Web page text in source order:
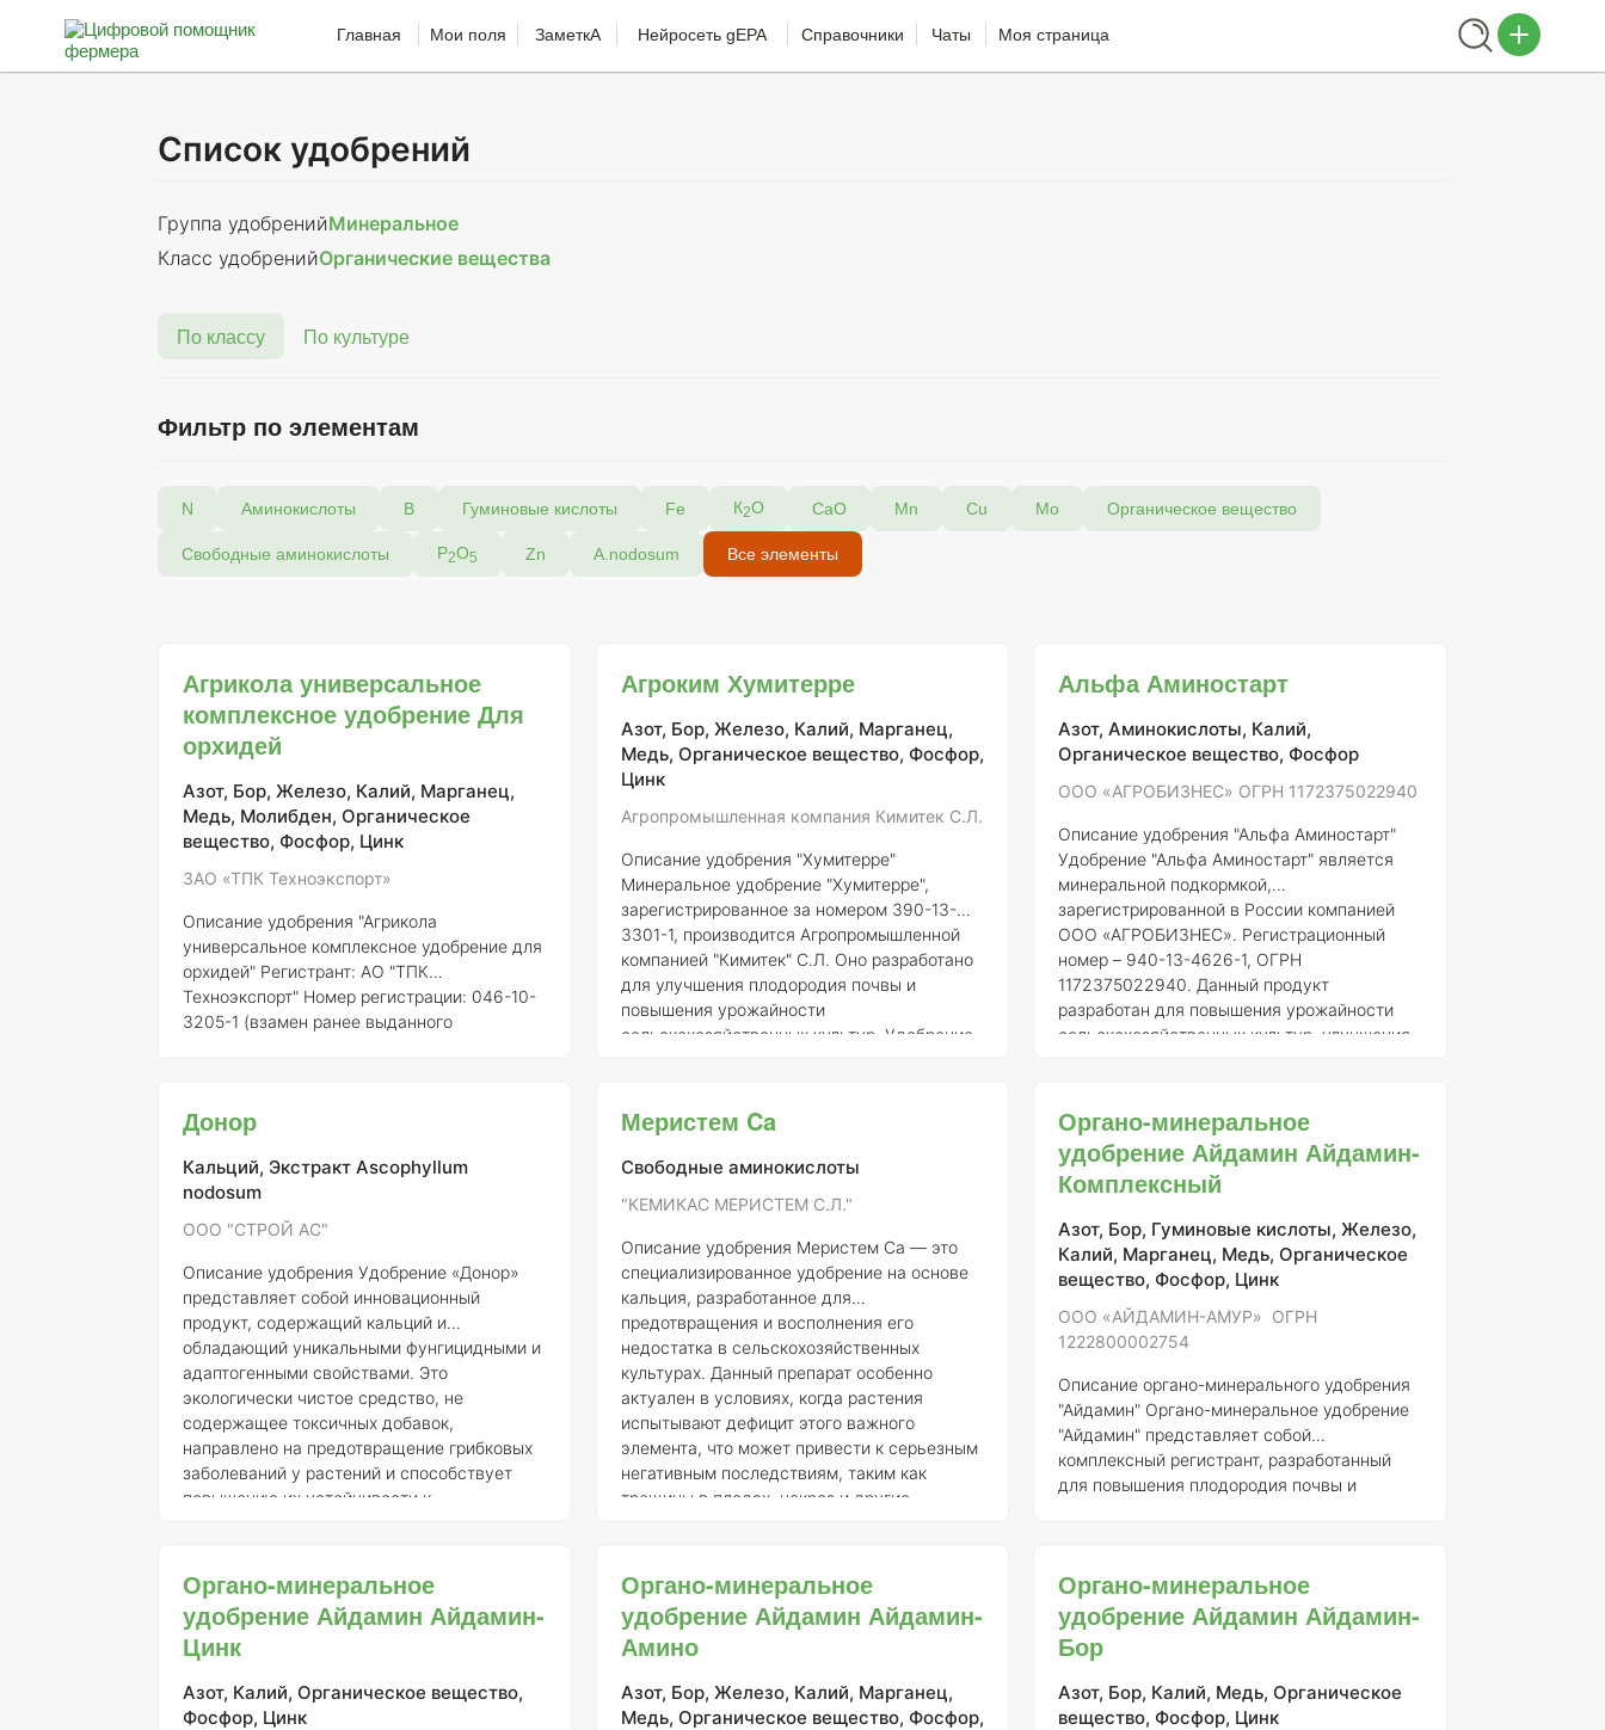
Главная Мои поля ЗаметкА Нейросеть gEPA Справочники Чаты Моя страница
Список удобрений
Группа удобренийМинеральное
Класс удобренийОрганические вещества
По классу По культуре
Фильтр по элементам
N Аминокислоты В Гуминовые кислоты Fe К2O CaO Mn Cu Мо Органическое вещество
Свободные аминокислоты Р2О5 Zn A.nodosum Все элементы
Агрикола универсальное
комплексное удобрение Для
орхидей
Азот, Бор, Железо, Калий, Марганец,
Медь, Молибден, Органическое
вещество, Фосфор, Цинк
ЗАО «ТПК Техноэкспорт»
Описание удобрения "Агрикола
универсальное комплексное удобрение для
орхидей" Регистрант: АО "ТПК
Техноэкспорт" Номер регистрации: 046-10-
3205-1 (взамен ранее выданного
комплексное удобрение для орхидей"
удобрение, специально разработанное для
удовлетворения потребностей орхидей в
питательных веществах. Удобрение
микро- и макроэлементов, необходимых для
ак
Агроким Хумитерре
Азот, Бор, Железо, Калий, Марганец,
Медь, Органическое вещество, Фосфор,
Цинк
Агропромышленная компания Кимитек С.Л.
Описание удобрения "Хумитерре"
Минеральное удобрение "Хумитерре",
зарегистрированное за номером 390-13-
3301-1, производится Агропромышленной
компанией "Кимитек" С.Л. Оно разработано
для улучшения плодородия почвы и
повышения урожайности
сельскохозяйственных культур. Удобрение
способствуют улучшению структуры почвы,
увеличению ее водоудерживающей
способности и повышению доступности
элементов и их концентрация
Альфа Аминостарт
Азот, Аминокислоты, Калий,
Органическое вещество, Фосфор
ООО «АГРОБИЗНЕС» ОГРН 1172375022940
Описание удобрения "Альфа Аминостарт"
Удобрение "Альфа Аминостарт" является
минеральной подкормкой,
зарегистрированной в России компанией
ООО «АГРОБИЗНЕС». Регистрационный
номер – 940-13-4626-1, ОГРН
1172375022940. Данный продукт
разработан для повышения урожайности
сельскохозяйственных культур, улучшения
элементов и концентрация
Аминостарт" имеет следующий состав: -
Азот (N) – 15% - Фосфор (P2O5) – 10% -
Калий (K2O) – 5% - Органические вещества
Донор
Кальций, Экстракт Ascophyllum
nodosum
ООО "СТРОЙ АС"
Описание удобрения
представляет собой инновационный
продукт, содержащий кальций и
обладающий уникальными фунгицидными и
адаптогенными свойствами. Это
экологически чистое средство, не
содержащее токсичных добавок,
направлено на предотвращение грибковых
заболеваний у растений и способствует
повышению их устойчивости к
ключевых особенностей «Донора» является
его способность значительно снизить
использование традиционных фунгицидов
— до 50%
Меристем Ca
Свободные аминокислоты
"КЕМИКАС МЕРИСТЕМ С.Л."
Описание удобрения Меристем Ca — это
специализированное удобрение на основе
кальция, разработанное для
предотвращения и восполнения его
недостатка в сельскохозяйственных
культурах. Данный препарат особенно
актуален в условиях, когда растения
испытывают дефицит этого важного
элемента, что может привести к серьезным
негативным последствиям, таким как
трещины в плодах, некроз и другие
производстве, так и в личных подсобных
хозяйствах, что позволяет обес
Органо-минеральное
удобрение Айдамин Айдамин-
Комплексный
Азот, Бор, Гуминовые кислоты, Железо,
Калий, Марганец, Медь, Органическое
вещество, Фосфор, Цинк
ООО «АЙДАМИН-АМУР» ОГРН
1222800002754
Описание органо-минерального удобрения
"Айдамин"
"Айдамин" представляет собой
комплексный регистрант, разработанный
для повышения плодородия почвы и
минеральные элементы, необходимые для
полноценного питания
сельскохозяйственных культур.
Состав и
концентрация элементов
содержание элементов может
варьироваться в зависимости от
Органо-минеральное
удобрение Айдамин Айдамин-
Цинк
Азот, Калий, Органическое вещество,
Фосфор, Цинк
Органо-минеральное
удобрение Айдамин Айдамин-
Амино
Азот, Бор, Железо, Калий, Марганец,
Медь, Органическое вещество, Фосфор,
Органо-минеральное
удобрение Айдамин Айдамин-
Бор
Азот, Бор, Калий, Медь, Органическое
вещество, Фосфор, Цинк